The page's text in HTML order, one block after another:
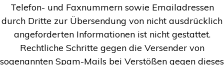
Telefon- und Faxnummern sowie Emailadressen
durch Dritte zur Übersendung von nicht ausdrücklich
angeforderten Informationen ist nicht gestattet.
Rechtliche Schritte gegen die Versender von
sogenannten Spam-Mails bei Verstößen gegen dieses